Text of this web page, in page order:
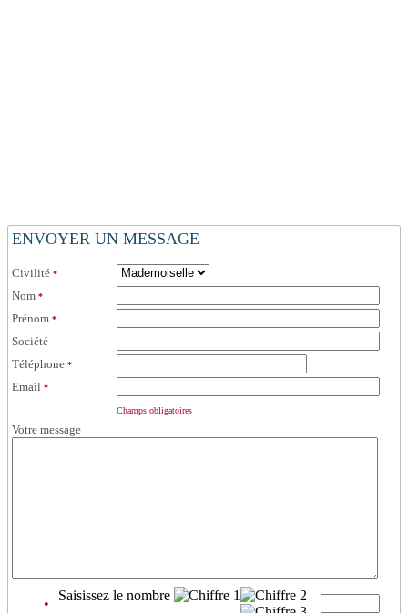
ENVOYER UN MESSAGE
Civilité *
Nom *
Prénom *
Société
Téléphone *
Email *
Champs obligatoires
Votre message
•
Saisissez le nombre